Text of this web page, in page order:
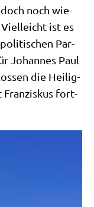
noch wie­
ist es
Par­
Johan­nes Paul
die Hei­lig­
Fran­zis­kus fort­